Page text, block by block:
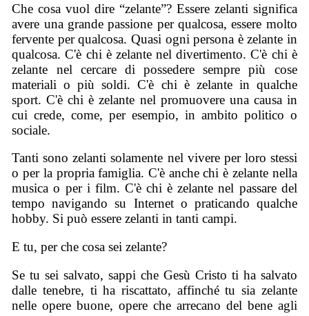
Che cosa vuol dire “zelante”? Essere zelanti significa
avere una grande passione per qualcosa, essere molto
fervente per qualcosa. Quasi ogni persona è zelante in
qualcosa. C'è chi è zelante nel divertimento. C'è chi è
zelante nel cercare di possedere sempre più cose
materiali o più soldi. C'è chi è zelante in qualche
sport. C'è chi è zelante nel promuovere una causa in
cui crede, come, per esempio, in ambito politico o
sociale.
Tanti sono zelanti solamente nel vivere per loro stessi
o per la propria famiglia. C'è anche chi è zelante nella
musica o per i film. C'è chi è zelante nel passare del
tempo navigando su Internet o praticando qualche
hobby. Si può essere zelanti in tanti campi.
E tu, per che cosa sei zelante?
Se tu sei salvato, sappi che Gesù Cristo ti ha salvato
dalle tenebre, ti ha riscattato, affinché tu sia zelante
nelle opere buone, opere che arrecano del bene agli